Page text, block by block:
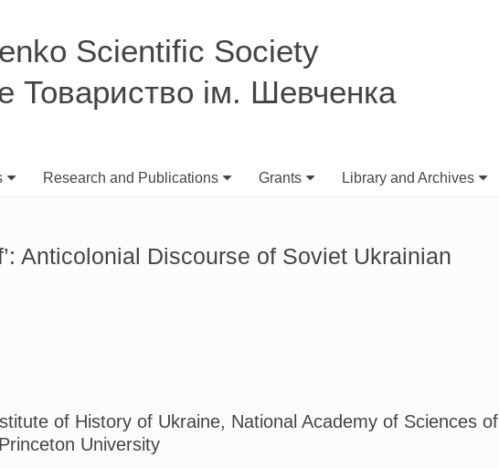
Scientific Society
Товариство ім. Шевченка
Research and Publications Grants Library and Archives
Anticolonial Discourse of Soviet Ukrainian
of History of Ukraine, National Academy of Sciences of
University